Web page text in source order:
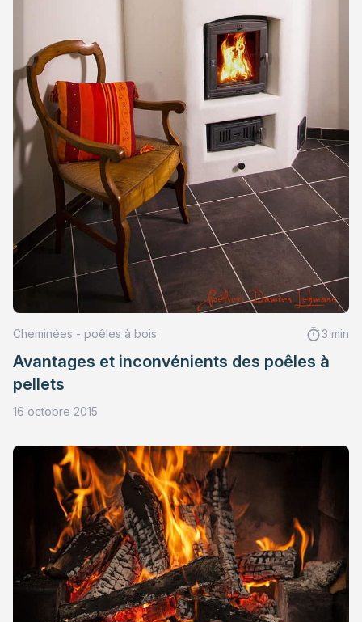
Cheminées - poêles à bois 3 min
Avantages et inconvénients des poêles à
pellets
16 octobre 2015